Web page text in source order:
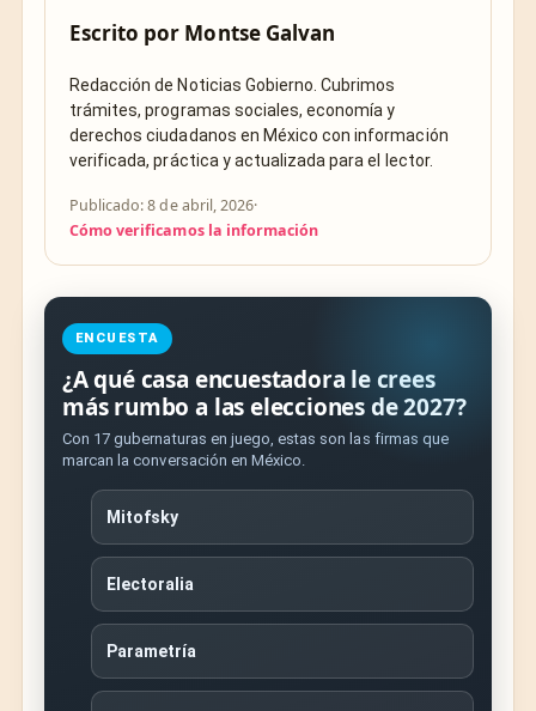
Escrito por Montse Galvan
Redacción de Noticias Gobierno. Cubrimos
trámites, programas sociales, economía y
derechos ciudadanos en México con información
verificada, práctica y actualizada para el lector.
Publicado: 8 de abril, 2026·
Cómo verificamos la información
ENCUESTA
¿A qué casa encuestadora le crees
más rumbo a las elecciones de 2027?
Con 17 gubernaturas en juego, estas son las firmas que
marcan la conversación en México.
Mitofsky
Electoralia
Parametría